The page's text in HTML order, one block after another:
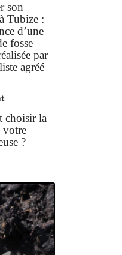
son
Tubize :
d’une
fosse
par
agréé
choisir la
votre
?